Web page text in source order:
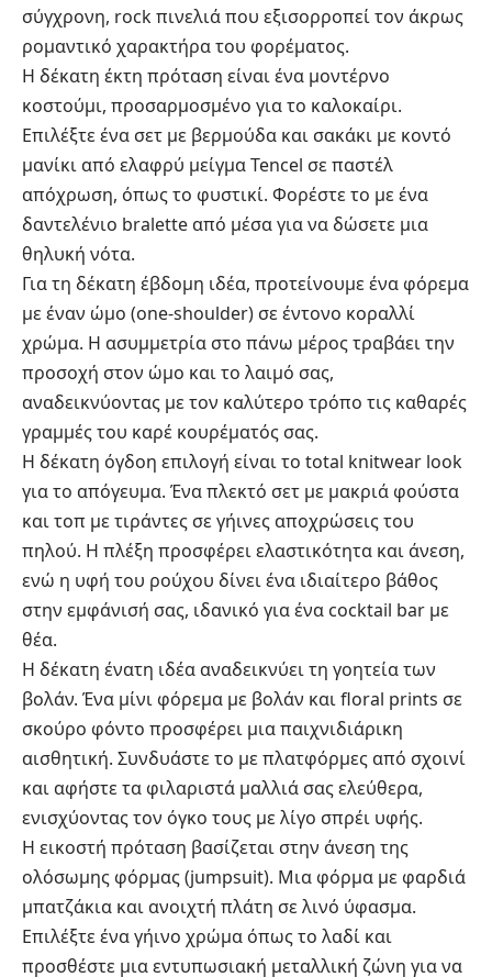
σύγχρονη, rock πινελιά που εξισορροπεί τον άκρως
ρομαντικό χαρακτήρα του φορέματος.
Η δέκατη έκτη πρόταση είναι ένα μοντέρνο
κοστούμι, προσαρμοσμένο για το καλοκαίρι.
Επιλέξτε ένα σετ με βερμούδα και σακάκι με κοντό
μανίκι από ελαφρύ μείγμα Tencel σε παστέλ
απόχρωση, όπως το φυστικί. Φορέστε το με ένα
δαντελένιο bralette από μέσα για να δώσετε μια
θηλυκή νότα.
Για τη δέκατη έβδομη ιδέα, προτείνουμε ένα φόρεμα
με έναν ώμο (one-shoulder) σε έντονο κοραλλί
χρώμα. Η ασυμμετρία στο πάνω μέρος τραβάει την
προσοχή στον ώμο και το λαιμό σας,
αναδεικνύοντας με τον καλύτερο τρόπο τις καθαρές
γραμμές του καρέ κουρέματός σας.
Η δέκατη όγδοη επιλογή είναι το total knitwear look
για το απόγευμα. Ένα πλεκτό σετ με μακριά φούστα
και τοπ με τιράντες σε γήινες αποχρώσεις του
πηλού. Η πλέξη προσφέρει ελαστικότητα και άνεση,
ενώ η υφή του ρούχου δίνει ένα ιδιαίτερο βάθος
στην εμφάνισή σας, ιδανικό για ένα cocktail bar με
θέα.
Η δέκατη ένατη ιδέα αναδεικνύει τη γοητεία των
βολάν. Ένα μίνι φόρεμα με βολάν και floral prints σε
σκούρο φόντο προσφέρει μια παιχνιδιάρικη
αισθητική. Συνδυάστε το με πλατφόρμες από σχοινί
και αφήστε τα φιλαριστά μαλλιά σας ελεύθερα,
ενισχύοντας τον όγκο τους με λίγο σπρέι υφής.
Η εικοστή πρόταση βασίζεται στην άνεση της
ολόσωμης φόρμας (jumpsuit). Μια φόρμα με φαρδιά
μπατζάκια και ανοιχτή πλάτη σε λινό ύφασμα.
Επιλέξτε ένα γήινο χρώμα όπως το λαδί και
προσθέστε μια εντυπωσιακή μεταλλική ζώνη για να